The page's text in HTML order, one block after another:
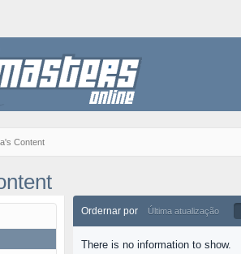
Content
Ordernar por Última atualização
There is no information to show.